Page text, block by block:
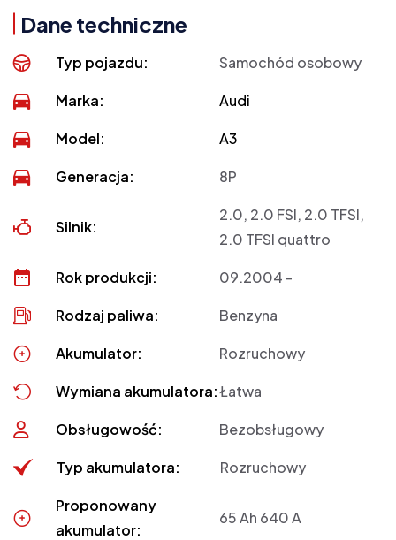
Dane techniczne
Typ pojazdu: Samochód osobowy
Marka: Audi
Model: A3
Generacja: 8P
Silnik:
2.0, 2.0 FSI, 2.0 TFSI,
2.0 TFSI quattro
Rok produkcji: 09.2004 -
Rodzaj paliwa: Benzyna
Akumulator: Rozruchowy
Wymiana akumulatora:Łatwa
Obsługowość: Bezobsługowy
Typ akumulatora: Rozruchowy
Proponowany
akumulator:
65 Ah 640 A